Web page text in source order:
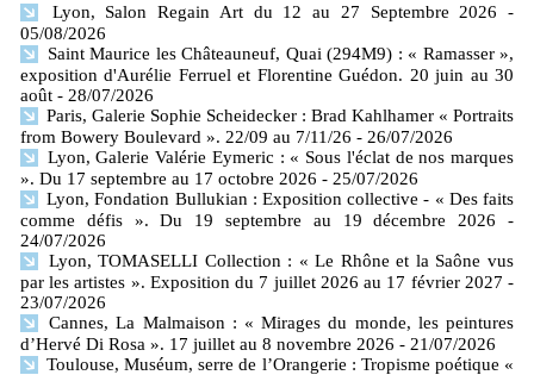
Lyon, Salon Regain Art du 12 au 27 Septembre 2026
-
05/08/2026
Saint Maurice les Châteauneuf, Quai (294M9) : « Ramasser »,
exposition d'Aurélie Ferruel et Florentine Guédon. 20 juin au 30
août - 28/07/2026
Paris, Galerie Sophie Scheidecker : Brad Kahlhamer « Portraits
from Bowery Boulevard ». 22/09 au 7/11/26 - 26/07/2026
Lyon, Galerie Valérie Eymeric : « Sous l'éclat de nos marques
». Du 17 septembre au 17 octobre 2026 - 25/07/2026
Lyon, Fondation Bullukian : Exposition collective - « Des faits
comme défis ». Du 19 septembre au 19 décembre 2026
-
24/07/2026
Lyon, TOMASELLI Collection : « Le Rhône et la Saône vus
par les artistes ». Exposition du 7 juillet 2026 au 17 février 2027 -
23/07/2026
Cannes, La Malmaison : « Mirages du monde, les peintures
d’Hervé Di Rosa ». 17 juillet au 8 novembre 2026 - 21/07/2026
Toulouse, Muséum, serre de l’Orangerie : Tropisme poétique «